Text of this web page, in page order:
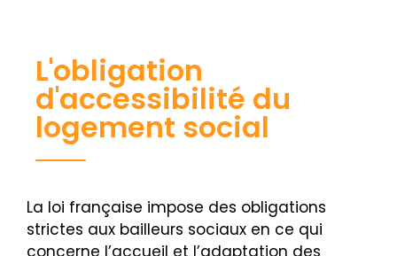
L'obligation
d'accessibilité du
logement social
La loi française impose des obligations
strictes aux bailleurs sociaux en ce qui
concerne l’accueil et l’adaptation des